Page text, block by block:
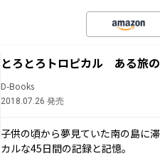
とろとろトロピカル ある旅
D-Books
2018.07.26 発売
子供の頃から夢見ていた南の島に
カルな45日間の記録と記憶。